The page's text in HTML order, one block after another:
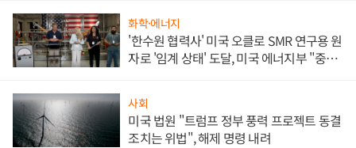
화학·에너지
'한수원 협력사' 미국 오클로 SMR 연구용 원
자로 '임계 상태' 도달, 미국 에너지부 "중요
사회
미국 법원 "트럼프 정부 풍력 프로젝트 동결
조치는 위법", 해제 명령 내려